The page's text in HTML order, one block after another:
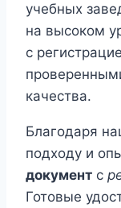
учебных
на высоком
с
качества.
Благодаря
подходу и
документ с
Готовые